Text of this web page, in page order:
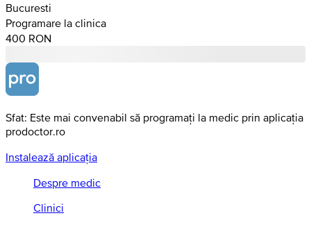
Bucuresti
Programare la clinica
400 RON
Sfat: Este mai convenabil să programați la medic prin aplicația
prodoctor.ro
Instalează aplicația
Despre medic
Clinici